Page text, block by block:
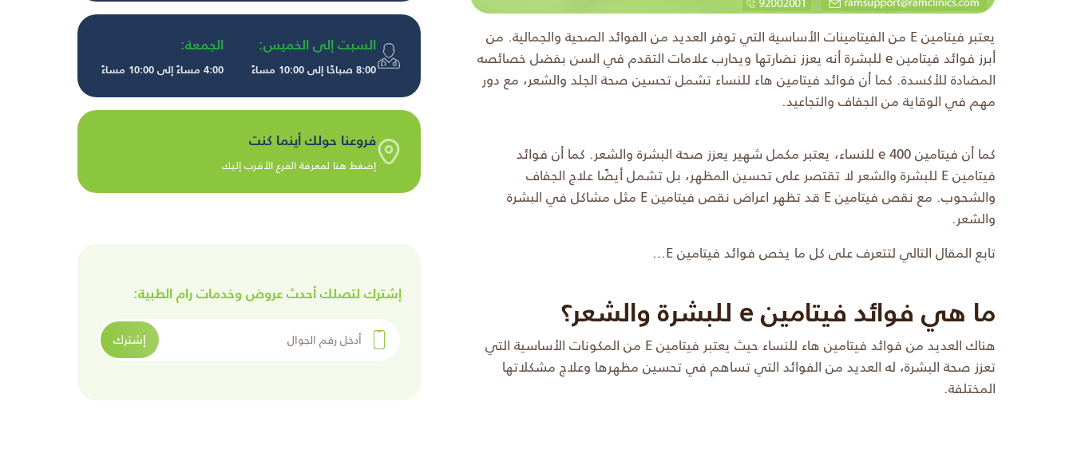
يعتبر فيتامين E من الفيتامينات الأساسية التي توفر العديد من الفوائد الصحية والجمالية. من
أبرز فوائد فيتامين e للبشرة أنه يعزز نضارتها ويحارب علامات التقدم في السن بفضل خصائصه
المضادة للأكسدة. كما أن فوائد فيتامين هاء للنساء تشمل تحسين صحة الجلد والشعر، مع دور
مهم في الوقاية من الجفاف والتجاعيد.
كما أن فيتامين e 400 للنساء، يعتبر مكمل شهير يعزز صحة البشرة والشعر. كما أن فوائد
فيتامين E للبشرة والشعر لا تقتصر على تحسين المظهر، بل تشمل أيضًا علاج الجفاف
والشحوب. مع نقص فيتامين E قد تظهر اعراض نقص فيتامين E مثل مشاكل في البشرة
والشعر.
تابع المقال التالي لتتعرف على كل ما يخص فوائد فيتامين E…
ما هي فوائد فيتامين e للبشرة والشعر؟
هناك العديد من فوائد فيتامين هاء للنساء حيث يعتبر فيتامين E من المكونات الأساسية التي
تعزز صحة البشرة، له العديد من الفوائد التي تساهم في تحسين مظهرها وعلاج مشكلاتها
المختلفة.
السبت إلى الخميس:
8:00 صباحًا إلى 10:00 مساءً
الجمعة:
4:00 مساءً إلى 10:00 مساءً
فروعنا حولك أينما كنت
إضغط هنا لمعرفة الفرع الأقرب إليك
إشترك لتصلك أحدث عروض وخدمات رام الطبية:
إشترك